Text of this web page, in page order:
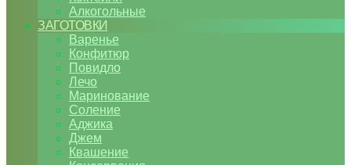
Алкогольные
ЗАГОТОВКИ
Варенье
Конфитюр
Повидло
Лечо
Маринование
Соление
Аджика
Джем
Квашение